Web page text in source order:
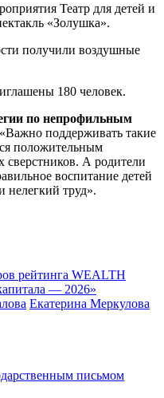
Театр для детей и
«Золушка».
получили воздушные
180 человек.
по непрофильным
«Важно поддерживать такие
положительным
А родители
воспитание детей
нелегкий труд».
рейтинга WEALTH
— 2026»
Екатерина Меркулова
письмом